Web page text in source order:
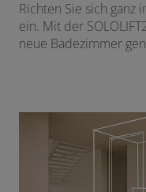
Richten Sie sich ganz
ein. Mit der
neue Badezimmer